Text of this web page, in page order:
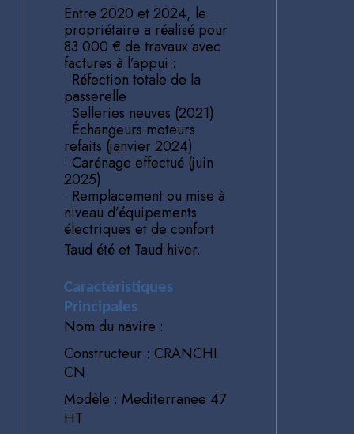
Entre 2020 et 2024, le
propriétaire a réalisé pour
83 000 € de travaux avec
factures à l’appui :
• Réfection totale de la
passerelle
• Selleries neuves (2021)
• Échangeurs moteurs
refaits (janvier 2024)
• Carénage effectué (juin
2025)
• Remplacement ou mise à
niveau d’équipements
électriques et de confort
Taud été et Taud hiver.
Caractéristiques
Principales
Nom du navire :
Constructeur : CRANCHI
CN
Modèle : Mediterranee 47
HT